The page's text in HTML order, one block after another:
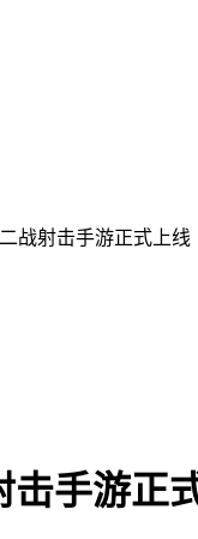
战射击手游正式上线
击手游正